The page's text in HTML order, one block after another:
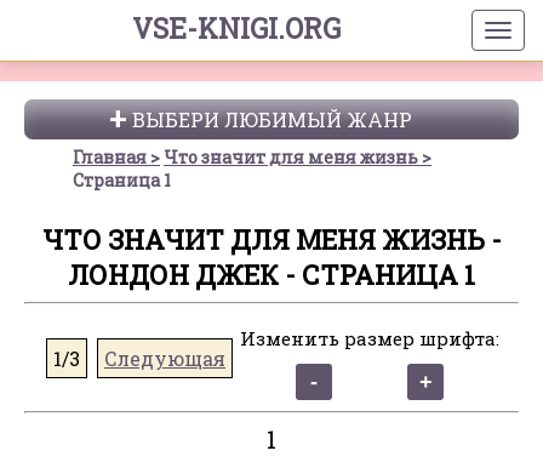
VSE-KNIGI.ORG
ВЫБЕРИ ЛЮБИМЫЙ ЖАНР
Главная
Что значит для меня жизнь
Страница 1
ЧТО ЗНАЧИТ ДЛЯ МЕНЯ ЖИЗНЬ -
ЛОНДОН ДЖЕК - СТРАНИЦА 1
1/3 Следующая
Изменить размер шрифта:
1